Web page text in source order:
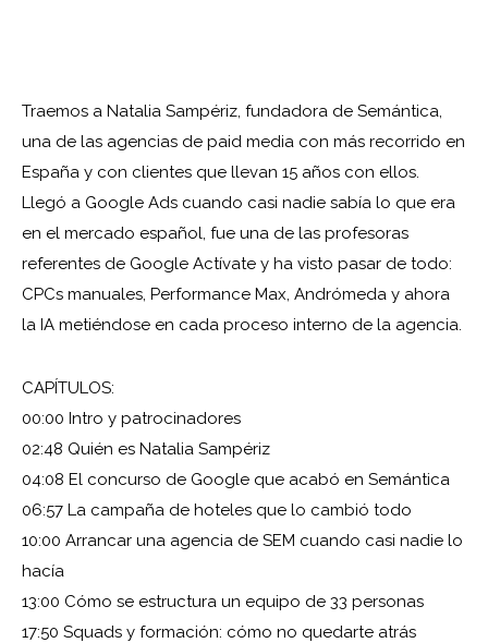
Traemos a Natalia Sampériz, fundadora de Semántica,
una de las agencias de paid media con más recorrido en
España y con clientes que llevan 15 años con ellos.
Llegó a Google Ads cuando casi nadie sabía lo que era
en el mercado español, fue una de las profesoras
referentes de Google Actívate y ha visto pasar de todo:
CPCs manuales, Performance Max, Andrómeda y ahora
la IA metiéndose en cada proceso interno de la agencia.
CAPÍTULOS:
00:00 Intro y patrocinadores
02:48 Quién es Natalia Sampériz
04:08 El concurso de Google que acabó en Semántica
06:57 La campaña de hoteles que lo cambió todo
10:00 Arrancar una agencia de SEM cuando casi nadie lo
hacía
13:00 Cómo se estructura un equipo de 33 personas
17:50 Squads y formación: cómo no quedarte atrás